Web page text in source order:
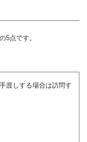
5点です。
渡しする場合は訪問す